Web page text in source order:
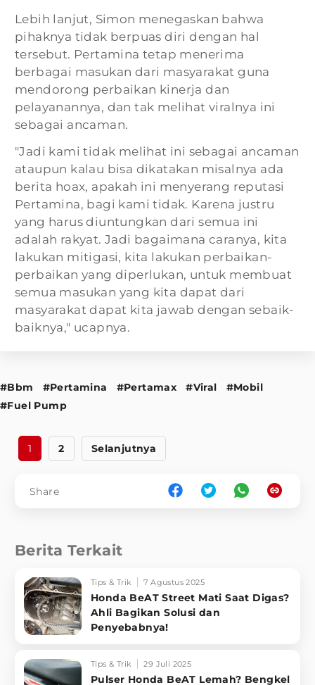
Lebih lanjut, Simon menegaskan bahwa
pihaknya tidak berpuas diri dengan hal
tersebut. Pertamina tetap menerima
berbagai masukan dari masyarakat guna
mendorong perbaikan kinerja dan
pelayanannya, dan tak melihat viralnya ini
sebagai ancaman.
"Jadi kami tidak melihat ini sebagai ancaman
ataupun kalau bisa dikatakan misalnya ada
berita hoax, apakah ini menyerang reputasi
Pertamina, bagi kami tidak. Karena justru
yang harus diuntungkan dari semua ini
adalah rakyat. Jadi bagaimana caranya, kita
lakukan mitigasi, kita lakukan perbaikan-
perbaikan yang diperlukan, untuk membuat
semua masukan yang kita dapat dari
masyarakat dapat kita jawab dengan sebaik-
baiknya," ucapnya.
#Bbm #Pertamina #Pertamax #Viral
#Mobil
#Fuel Pump
1 2 Selanjutnya
Share
Berita Terkait
Tips & Trik 7 Agustus 2025
Honda BeAT Street Mati Saat Digas?
Ahli Bagikan Solusi dan
Penyebabnya!
Tips & Trik 29 Juli 2025
Pulser Honda BeAT Lemah? Bengkel